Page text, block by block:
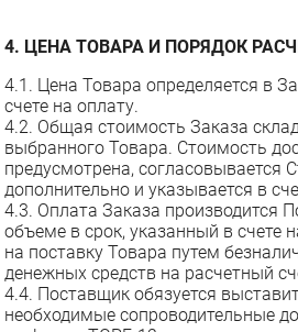
4. ЦЕНА ТОВАРА И ПОРЯДОК
4.1. Цена Товара определяется в
счете на оплату.
4.2. Общая стоимость Заказа
выбранного Товара. Стоимость
предусмотрена, согласовывается
дополнительно и указывается в
4.3. Оплата Заказа производится
объеме в срок, указанный в счете
на поставку Товара путем
денежных средств на расчетный
4.4. Поставщик обязуется
необходимые сопроводительные